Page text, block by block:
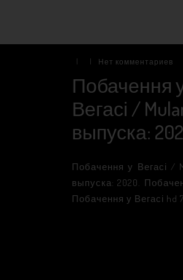
Нет комментариев
Побачення
Вегасі /
выпуска:
Побачення у Вегасі /
выпуска: 2020.
Побачення у Вегасі hd